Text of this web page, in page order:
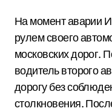
На момент аварии
рулем своего
московских дорог.
водитель второго
дорогу без
столкновения.